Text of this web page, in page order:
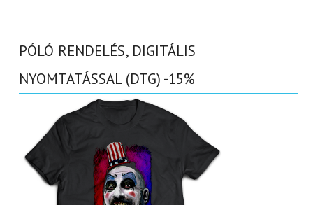
PÓLÓ RENDELÉS, DIGITÁLIS
NYOMTATÁSSAL (DTG) -15%